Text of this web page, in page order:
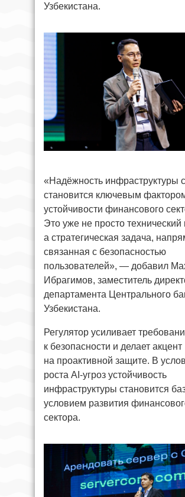
Узбекистана.
«Надёжность инфраструктуры
становится ключевым
устойчивости финансового
Это уже не просто технический
а стратегическая задача,
связанная с безопасностью
пользователей», — добавил
Ибрагимов, заместитель
департамента Центрального
Узбекистана.
Регулятор усиливает
к безопасности и делает акцент
на проактивной защите. В
роста AI-угроз устойчивость
инфраструктуры становится
условием развития
сектора.